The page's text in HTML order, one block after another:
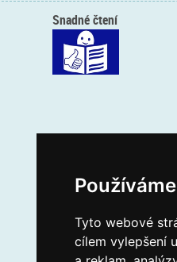
Tyto webové
cílem vylepšení
Snadné čtení